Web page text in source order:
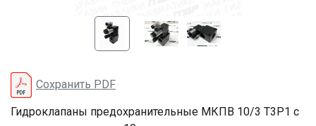
Сохранить PDF
Гидроклапаны предохранительные МКПВ 10/3 Т3Р1 с